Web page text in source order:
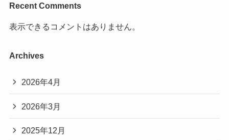
Recent Comments
表示できるコメントはありません。
Archives
2026年4月
2026年3月
2025年12月